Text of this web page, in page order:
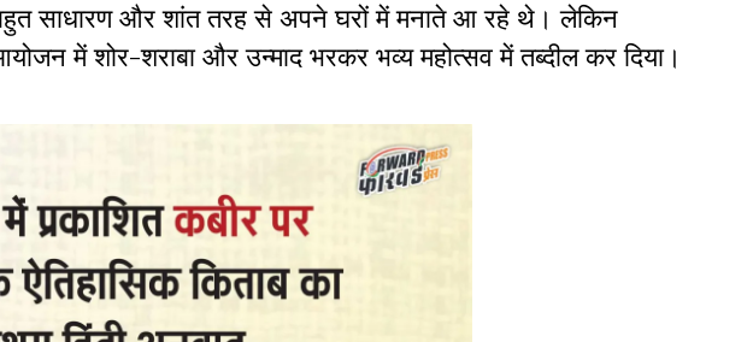
साधारण और शांत तरह से अपने घरों में मनाते आ रहे थे। लेकिन
में शोर-शराबा और उन्माद भरकर भव्य महोत्सव में तब्दील कर दिया।